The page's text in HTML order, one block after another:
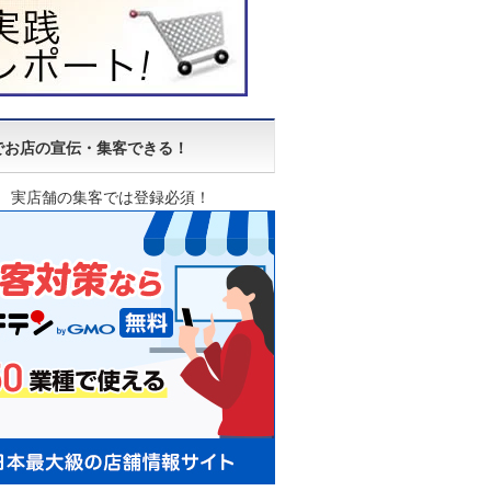
店の宣伝・集客できる！
実店舗の集客では登録必須！